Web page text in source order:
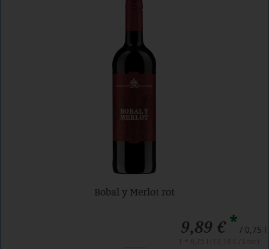
Bobal y Merlot rot
9,89 €* / 0,75 l